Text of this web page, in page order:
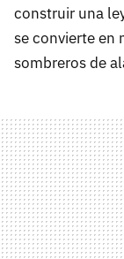
construir una
se convierte en
sombreros de